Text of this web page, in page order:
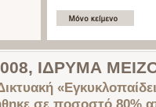
ΙΔΡΥΜΑ
σε ποσοστό 80%